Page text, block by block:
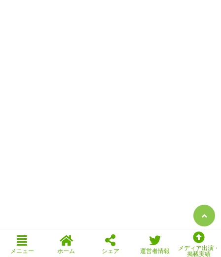
メニュー ホーム シェア 運営者情報
メディア出演・
掲載実績